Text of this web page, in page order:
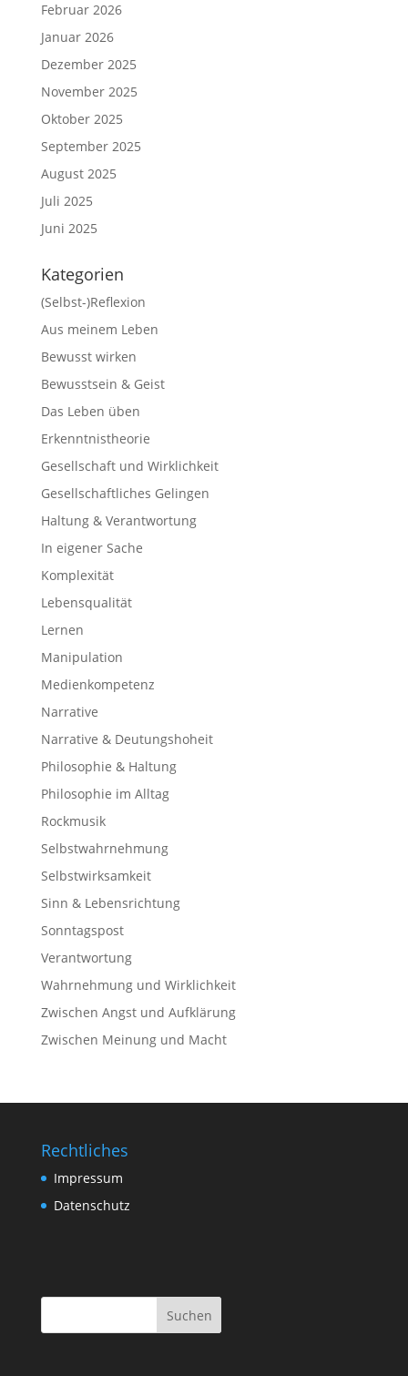
Februar 2026
Januar 2026
Dezember 2025
November 2025
Oktober 2025
September 2025
August 2025
Juli 2025
Juni 2025
Kategorien
(Selbst-)Reflexion
Aus meinem Leben
Bewusst wirken
Bewusstsein & Geist
Das Leben üben
Erkenntnistheorie
Gesellschaft und Wirklichkeit
Gesellschaftliches Gelingen
Haltung & Verantwortung
In eigener Sache
Komplexität
Lebensqualität
Lernen
Manipulation
Medienkompetenz
Narrative
Narrative & Deutungshoheit
Philosophie & Haltung
Philosophie im Alltag
Rockmusik
Selbstwahrnehmung
Selbstwirksamkeit
Sinn & Lebensrichtung
Sonntagspost
Verantwortung
Wahrnehmung und Wirklichkeit
Zwischen Angst und Aufklärung
Zwischen Meinung und Macht
Rechtliches
Impressum
Datenschutz